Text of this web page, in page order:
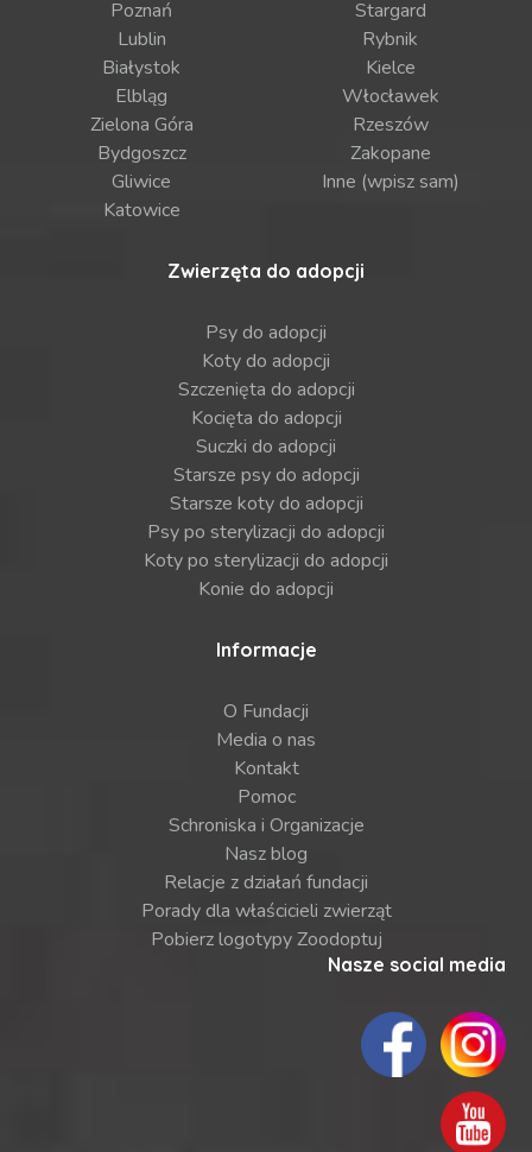
Poznań
Lublin
Białystok
Elbląg
Zielona Góra
Bydgoszcz
Gliwice
Katowice
Stargard
Rybnik
Kielce
Włocławek
Rzeszów
Zakopane
Inne (wpisz sam)
Zwierzęta do adopcji
Psy do adopcji
Koty do adopcji
Szczenięta do adopcji
Kocięta do adopcji
Suczki do adopcji
Starsze psy do adopcji
Starsze koty do adopcji
Psy po sterylizacji do adopcji
Koty po sterylizacji do adopcji
Konie do adopcji
Informacje
O Fundacji
Media o nas
Kontakt
Pomoc
Schroniska i Organizacje
Nasz blog
Relacje z działań fundacji
Porady dla właścicieli zwierząt
Pobierz logotypy Zoodoptuj
Nasze social media